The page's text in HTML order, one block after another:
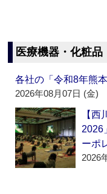
医療機器・化粧品
各社の「令和8年熊
2026年08月07日 (金)
【
2026
ーポ
2026